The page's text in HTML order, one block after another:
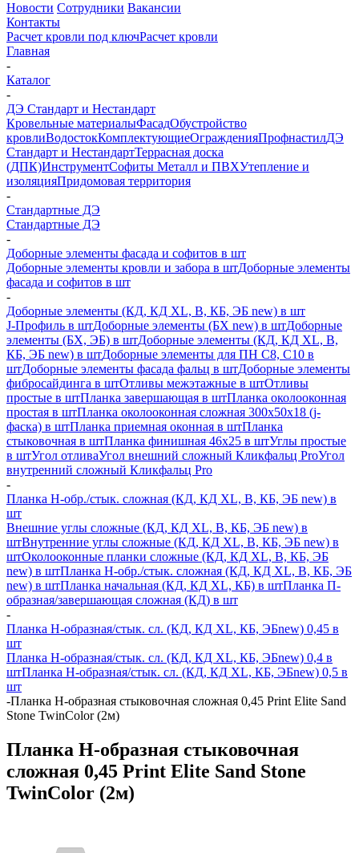
Новости Сотрудники Вакансии
Контакты
Расчет кровли под ключРасчет кровли
Главная
-
Каталог
-
ДЭ Стандарт и Нестандарт
Кровельные материалыФасадОбустройство
кровлиВодостокКомплектующиеОгражденияПрофнастилДЭ
Стандарт и НестандартТеррасная доска
(ДПК)ИнструментСофиты Металл и ПВХУтепление и
изоляцияПридомовая территория
-
Стандартные ДЭ
Стандартные ДЭ
-
Доборные элементы фасада и софитов в шт
Доборные элементы кровли и забора в штДоборные элементы
фасада и софитов в шт
-
Доборные элементы (КД, КД XL, В, КБ, ЭБ new) в шт
J-Профиль в штДоборные элементы (БХ new) в штДоборные
элементы (БХ, ЭБ) в штДоборные элементы (КД, КД XL, В,
КБ, ЭБ new) в штДоборные элементы для ПН С8, С10 в
штДоборные элементы фасада фальц в штДоборные элементы
фибросайдинга в штОтливы межэтажные в штОтливы
простые в штПланка завершающая в штПланка околооконная
простая в штПланка околооконная сложная 300х50х18 (j-
фаска) в штПланка приемная оконная в штПланка
стыковочная в штПланка финишная 46х25 в штУглы простые
в штУгол отливаУгол внешний сложный Кликфальц ProУгол
внутренний сложный Кликфальц Pro
-
Планка H-обр./стык. сложная (КД, КД XL, В, КБ, ЭБ new) в
шт
Внешние углы сложные (КД, КД XL, В, КБ, ЭБ new) в
штВнутренние углы сложные (КД, КД XL, В, КБ, ЭБ new) в
штОколооконные планки сложные (КД, КД XL, В, КБ, ЭБ
new) в штПланка H-обр./стык. сложная (КД, КД XL, В, КБ, ЭБ
new) в штПланка начальная (КД, КД XL, КБ) в штПланка П-
образная/завершающая сложная (КД) в шт
-
Планка H-образная/стык. сл. (КД, КД XL, КБ, ЭБnew) 0,45 в
шт
Планка H-образная/стык. сл. (КД, КД XL, КБ, ЭБnew) 0,4 в
штПланка H-образная/стык. сл. (КД, КД XL, КБ, ЭБnew) 0,5 в
шт
-Планка Н-образная стыковочная сложная 0,45 Print Elite Sand
Stone TwinColor (2м)
Планка Н-образная стыковочная
сложная 0,45 Print Elite Sand Stone
TwinColor (2м)